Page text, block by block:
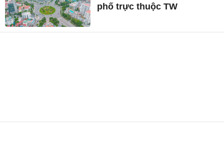
phố trực thuộc TW